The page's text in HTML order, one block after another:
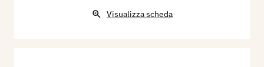
Visualizza scheda